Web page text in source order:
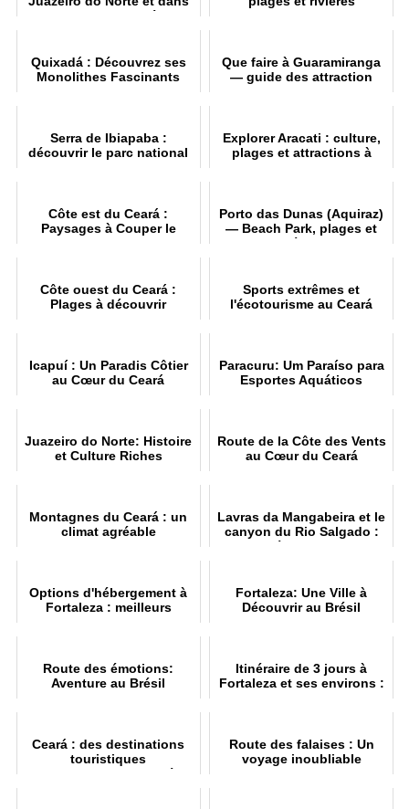
le nord-est du Brésil
Quixadá : Découvrez ses
Monolithes Fascinants
Que faire à Guaramiranga
— guide des attraction
Serra de Ibiapaba :
découvrir le parc national
Explorer Aracati : culture,
plages et attractions à
Côte est du Ceará :
Paysages à Couper le
Porto das Dunas (Aquiraz)
— Beach Park, plages et
activités en 202
Côte ouest du Ceará :
Plages à découvrir
Sports extrêmes et
l'écotourisme au Ceará
Icapuí : Un Paradis Côtier
au Cœur du Ceará
Paracuru: Um Paraíso para
Esportes Aquáticos
Juazeiro do Norte: Histoire
et Culture Riches
Route de la Côte des Vents
au Cœur du Ceará
Montagnes du Ceará : un
climat agréable
Lavras da Mangabeira et le
canyon du Rio Salgado :
Découverte
Options d'hébergement à
Fortaleza : meilleurs
Fortaleza: Une Ville à
Découvrir au Brésil
Route des émotions:
Aventure au Brésil
Itinéraire de 3 jours à
Fortaleza et ses environs :
Ceará : des destinations
touristiques
incontournables au Brésil
Route des falaises : Un
voyage inoubliable